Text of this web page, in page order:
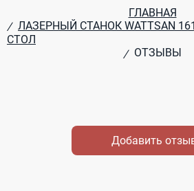
ГЛАВНАЯ
/ ЛАЗЕРНЫЙ СТАНОК WATTSAN
СТОЛ
/ ОТЗЫВЫ
Добавить